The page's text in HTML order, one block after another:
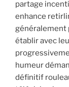
partage
enhance
généralement
établir avec
humeur
définitif